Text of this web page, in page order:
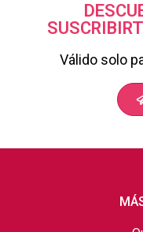
Válido solo